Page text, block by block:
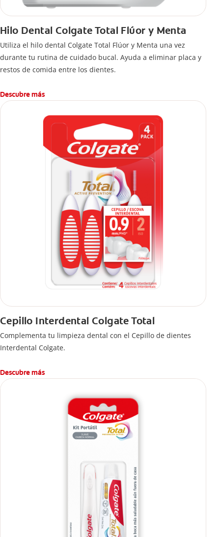
Hilo Dental Colgate Total Flúor y Menta
Utiliza el hilo dental Colgate Total Flúor y Menta una vez
durante tu rutina de cuidado bucal. Ayuda a eliminar placa y
restos de comida entre los dientes.
Descubre más
Cepillo Interdental Colgate Total
Complementa tu limpieza dental con el Cepillo de dientes
Interdental Colgate.
Descubre más